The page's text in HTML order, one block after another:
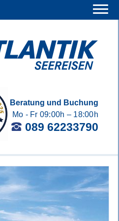
Beratung und Buchung
Mo - Fr 09:00h – 18:00h
089 62233790